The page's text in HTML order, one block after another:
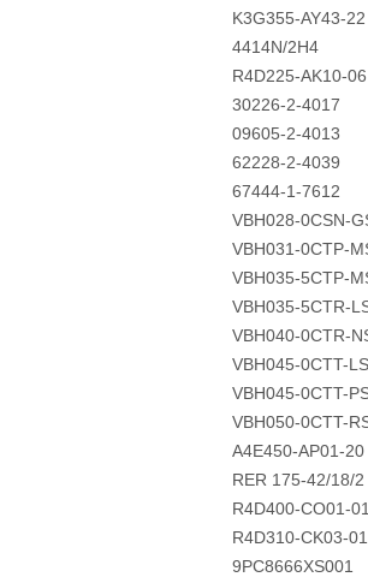
K3G355-AY43-22
4414N/2H4
R4D225-AK10-06
30226-2-4017
09605-2-4013
62228-2-4039
67444-1-7612
VBH028-0CSN-
VBH031-0CTP-
VBH035-5CTP-
VBH035-5CTR-
VBH040-0CTR-
VBH045-0CTT-LS
VBH045-0CTT-
VBH050-0CTT-
A4E450-AP01-20
RER 175-42/18/2
R4D400-CO01-
R4D310-CK03-01
9PC8666XS001